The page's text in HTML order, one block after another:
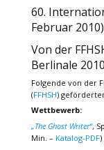
60.
Februar 2010)
Von der
Berlinale 2010
Folgende von der
(FFHSH)
Wettbewerb:
„The Ghost Writer“,
Min. – Katalog-PDF)